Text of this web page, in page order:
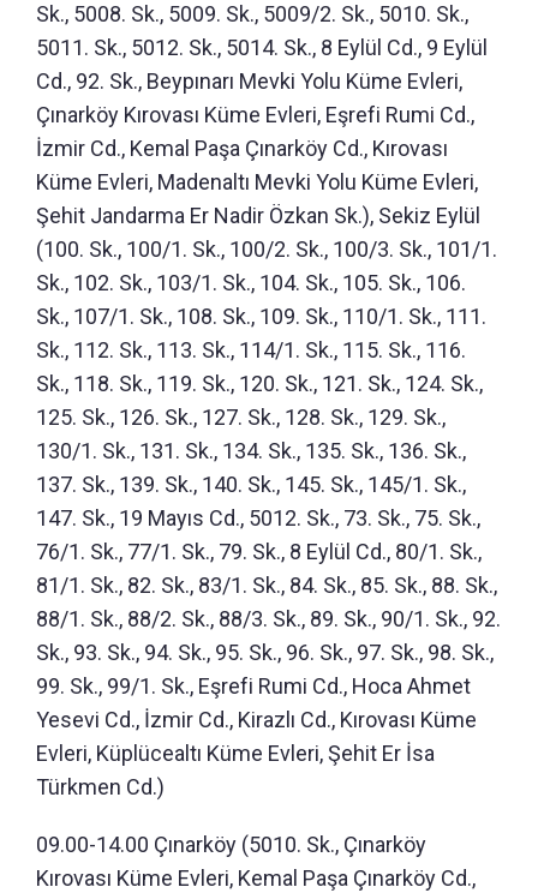
Sk., 5008. Sk., 5009. Sk., 5009/2. Sk., 5010. Sk.,
5011. Sk., 5012. Sk., 5014. Sk., 8 Eylül Cd., 9 Eylül
Cd., 92. Sk., Beypınarı Mevki Yolu Küme Evleri,
Çınarköy Kırovası Küme Evleri, Eşrefi Rumi Cd.,
İzmir Cd., Kemal Paşa Çınarköy Cd., Kırovası
Küme Evleri, Madenaltı Mevki Yolu Küme Evleri,
Şehit Jandarma Er Nadir Özkan Sk.), Sekiz Eylül
(100. Sk., 100/1. Sk., 100/2. Sk., 100/3. Sk., 101/1.
Sk., 102. Sk., 103/1. Sk., 104. Sk., 105. Sk., 106.
Sk., 107/1. Sk., 108. Sk., 109. Sk., 110/1. Sk., 111.
Sk., 112. Sk., 113. Sk., 114/1. Sk., 115. Sk., 116.
Sk., 118. Sk., 119. Sk., 120. Sk., 121. Sk., 124. Sk.,
125. Sk., 126. Sk., 127. Sk., 128. Sk., 129. Sk.,
130/1. Sk., 131. Sk., 134. Sk., 135. Sk., 136. Sk.,
137. Sk., 139. Sk., 140. Sk., 145. Sk., 145/1. Sk.,
147. Sk., 19 Mayıs Cd., 5012. Sk., 73. Sk., 75. Sk.,
76/1. Sk., 77/1. Sk., 79. Sk., 8 Eylül Cd., 80/1. Sk.,
81/1. Sk., 82. Sk., 83/1. Sk., 84. Sk., 85. Sk., 88. Sk.,
88/1. Sk., 88/2. Sk., 88/3. Sk., 89. Sk., 90/1. Sk., 92.
Sk., 93. Sk., 94. Sk., 95. Sk., 96. Sk., 97. Sk., 98. Sk.,
99. Sk., 99/1. Sk., Eşrefi Rumi Cd., Hoca Ahmet
Yesevi Cd., İzmir Cd., Kirazlı Cd., Kırovası Küme
Evleri, Küplücealtı Küme Evleri, Şehit Er İsa
Türkmen Cd.)
09.00-14.00 Çınarköy (5010. Sk., Çınarköy
Kırovası Küme Evleri, Kemal Paşa Çınarköy Cd.,